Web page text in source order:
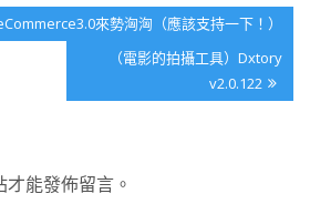
來勢洶洶（應該支持一下！）
Next
（電影的拍攝工具）Dxtory
v2.0.122
才能發佈留言。